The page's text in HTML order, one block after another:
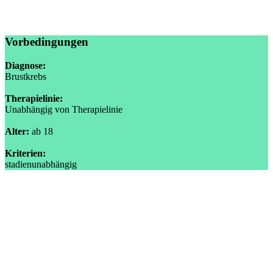
Vorbedingungen
Diagnose:
Brustkrebs
Therapielinie:
Unabhängig von Therapielinie
Alter: ab 18
Kriterien:
stadienunabhängig